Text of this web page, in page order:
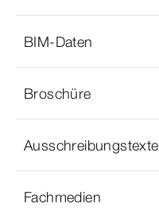
BIM-Daten
Broschüre
Ausschreibungstexte
Fachmedien